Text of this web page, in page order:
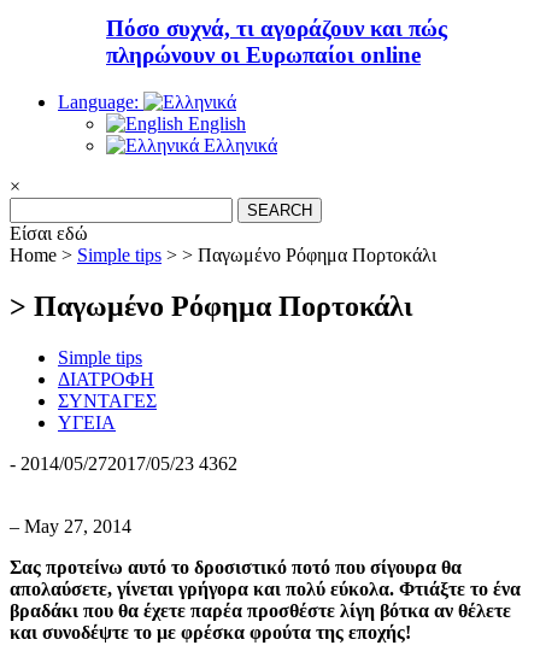
Πόσο συχνά, τι αγοράζουν και πώς
πληρώνουν οι Ευρωπαίοι online
Language:
English
Ελληνικά
×
for:
Είσαι εδώ
Home > Simple tips > > Παγωμένο Ρόφημα Πορτοκάλι
> Παγωμένο Ρόφημα Πορτοκάλι
Simple tips
ΔΙΑΤΡΟΦΗ
ΣΥΝΤΑΓΕΣ
ΥΓΕΙΑ
- 2014/05/272017/05/23 4362
– May 27, 2014
Σας προτείνω αυτό το δροσιστικό ποτό που σίγουρα θα
απολαύσετε, γίνεται γρήγορα και πολύ εύκολα. Φτιάξτε το ένα
βραδάκι που θα έχετε παρέα προσθέστε λίγη βότκα αν θέλετε
και συνοδέψτε το με φρέσκα φρούτα της εποχής!